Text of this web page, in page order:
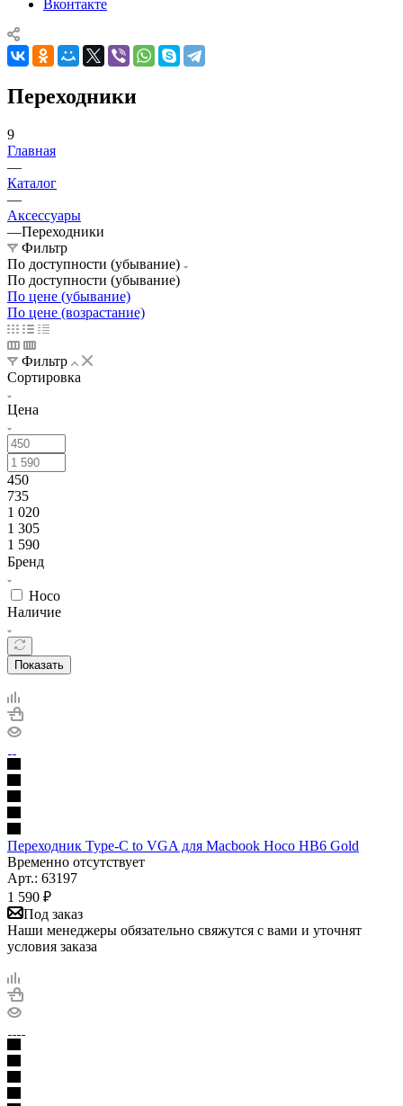
Вконтакте
Переходники
9
Главная
—
Каталог
—
Аксессуары
—Переходники
Фильтр
По доступности (убывание)
По доступности (убывание)
По цене (убывание)
По цене (возрастание)
Фильтр
Сортировка
Цена
450
735
1 020
1 305
1 590
Бренд
Hoco
Наличие
Показать
Переходник Type-C to VGA для Macbook Hoco HB6 Gold
Временно отсутствует
Арт.: 63197
1 590 ₽
Под заказ
Наши менеджеры обязательно свяжутся с вами и уточнят
условия заказа